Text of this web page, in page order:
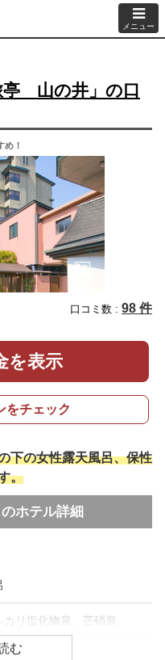
メニュー
山の井」の口
め！
口コミ数 : 98 件
を表示
をチェック
下の女性露天風呂、保性
。
ホテル詳細
リ塩化物泉、芒硝泉
経痛